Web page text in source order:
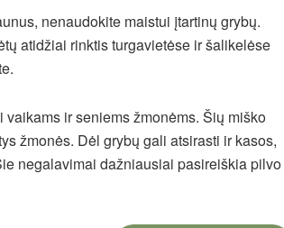
nenaudokite maistui įtartinų grybų.
atidžiai rinktis turgavietėse ir šalikelėse
ir seniems žmonėms. Šių miško
žmonės. Dėl grybų gali atsirasti ir kasos,
negalavimai dažniausiai pasireiškia pilvo